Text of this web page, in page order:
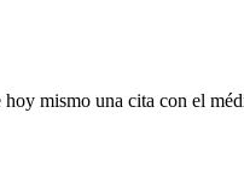
mismo una cita con el